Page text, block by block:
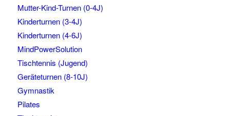
Mutter-Kind-Turnen (0-4J)
Kinderturnen (3-4J)
Kinderturnen (4-6J)
MindPowerSolution
Tischtennis (Jugend)
Geräteturnen (8-10J)
Gymnastik
Pilates